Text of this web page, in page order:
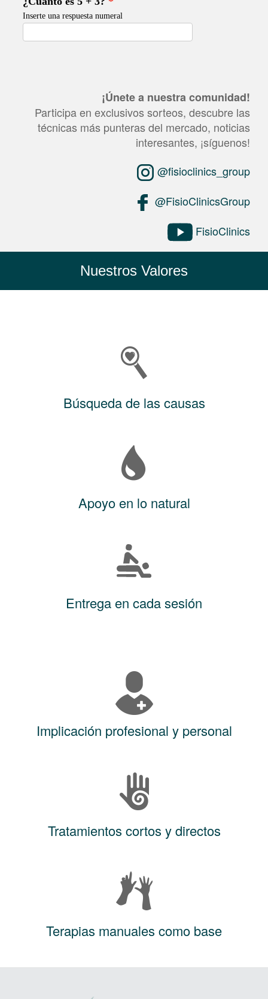
¡Únete a nuestra comunidad!
Participa en exclusivos sorteos, descubre las
técnicas más punteras del mercado, noticias
interesantes, ¡síguenos!
@fisioclinics_group
@FisioClinicsGroup
FisioClinics
Nuestros Valores
Búsqueda de las causas
Apoyo en lo natural
Entrega en cada sesión
Implicación profesional y personal
Tratamientos cortos y directos
Terapias manuales como base